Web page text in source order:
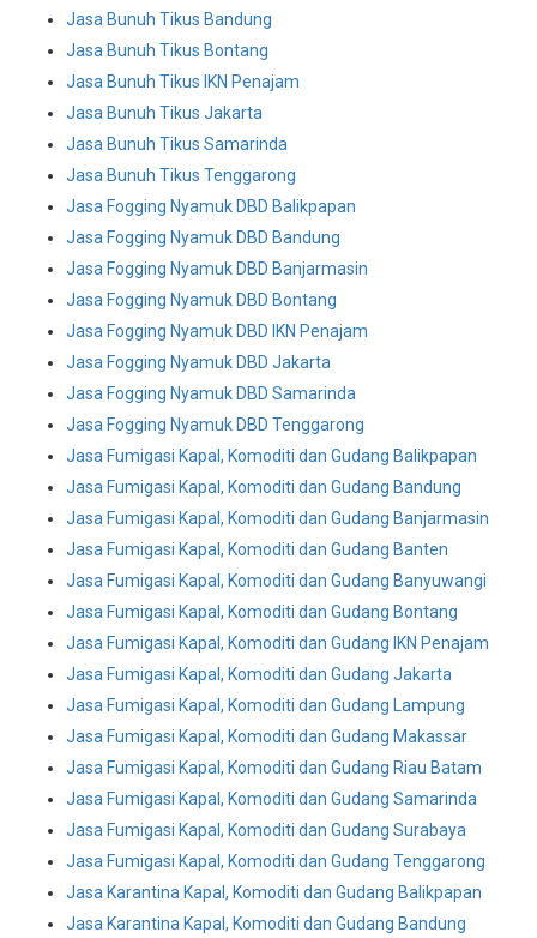
Jasa Bunuh Tikus Bandung
Jasa Bunuh Tikus Bontang
Jasa Bunuh Tikus IKN Penajam
Jasa Bunuh Tikus Jakarta
Jasa Bunuh Tikus Samarinda
Jasa Bunuh Tikus Tenggarong
Jasa Fogging Nyamuk DBD Balikpapan
Jasa Fogging Nyamuk DBD Bandung
Jasa Fogging Nyamuk DBD Banjarmasin
Jasa Fogging Nyamuk DBD Bontang
Jasa Fogging Nyamuk DBD IKN Penajam
Jasa Fogging Nyamuk DBD Jakarta
Jasa Fogging Nyamuk DBD Samarinda
Jasa Fogging Nyamuk DBD Tenggarong
Jasa Fumigasi Kapal, Komoditi dan Gudang Balikpapan
Jasa Fumigasi Kapal, Komoditi dan Gudang Bandung
Jasa Fumigasi Kapal, Komoditi dan Gudang Banjarmasin
Jasa Fumigasi Kapal, Komoditi dan Gudang Banten
Jasa Fumigasi Kapal, Komoditi dan Gudang Banyuwangi
Jasa Fumigasi Kapal, Komoditi dan Gudang Bontang
Jasa Fumigasi Kapal, Komoditi dan Gudang IKN Penajam
Jasa Fumigasi Kapal, Komoditi dan Gudang Jakarta
Jasa Fumigasi Kapal, Komoditi dan Gudang Lampung
Jasa Fumigasi Kapal, Komoditi dan Gudang Makassar
Jasa Fumigasi Kapal, Komoditi dan Gudang Riau Batam
Jasa Fumigasi Kapal, Komoditi dan Gudang Samarinda
Jasa Fumigasi Kapal, Komoditi dan Gudang Surabaya
Jasa Fumigasi Kapal, Komoditi dan Gudang Tenggarong
Jasa Karantina Kapal, Komoditi dan Gudang Balikpapan
Jasa Karantina Kapal, Komoditi dan Gudang Bandung